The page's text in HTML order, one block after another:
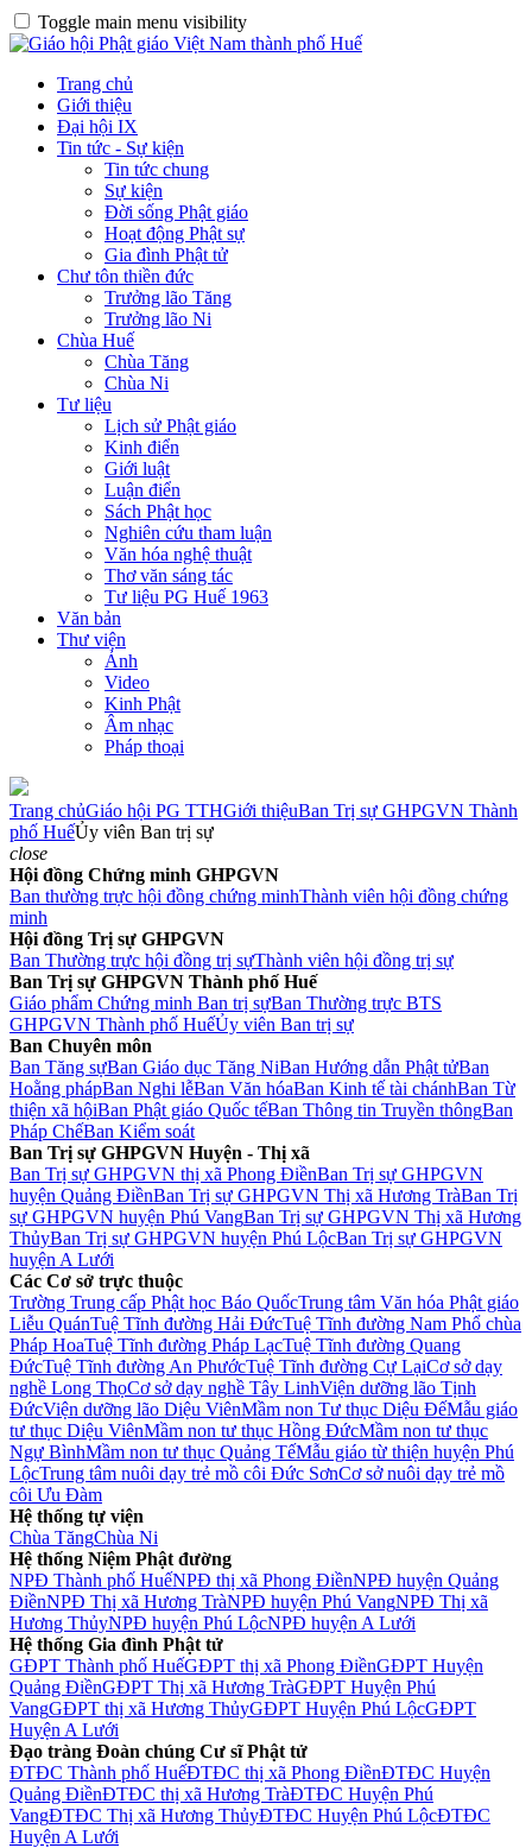
Toggle main menu visibility
Trang chủ
Giới thiệu
Đại hội IX
Tin tức - Sự kiện
Tin tức chung
Sự kiện
Đời sống Phật giáo
Hoạt động Phật sự
Gia đình Phật tử
Chư tôn thiền đức
Trưởng lão Tăng
Trưởng lão Ni
Chùa Huế
Chùa Tăng
Chùa Ni
Tư liệu
Lịch sử Phật giáo
Kinh điển
Giới luật
Luận điển
Sách Phật học
Nghiên cứu tham luận
Văn hóa nghệ thuật
Thơ văn sáng tác
Tư liệu PG Huế 1963
Văn bản
Thư viện
Ảnh
Video
Kinh Phật
Âm nhạc
Pháp thoại
Trang chủGiáo hội PG TTHGiới thiệuBan Trị sự GHPGVN Thành
phố HuếỦy viên Ban trị sự
close
Hội đồng Chứng minh GHPGVN
Ban thường trực hội đồng chứng minhThành viên hội đồng chứng
minh
Hội đồng Trị sự GHPGVN
Ban Thường trực hội đồng trị sựThành viên hội đồng trị sự
Ban Trị sự GHPGVN Thành phố Huế
Giáo phẩm Chứng minh Ban trị sựBan Thường trực BTS
GHPGVN Thành phố HuếỦy viên Ban trị sự
Ban Chuyên môn
Ban Tăng sựBan Giáo dục Tăng NiBan Hướng dẫn Phật tửBan
Hoằng phápBan Nghi lễBan Văn hóaBan Kinh tế tài chánhBan Từ
thiện xã hộiBan Phật giáo Quốc tếBan Thông tin Truyền thôngBan
Pháp ChếBan Kiểm soát
Ban Trị sự GHPGVN Huyện - Thị xã
Ban Trị sự GHPGVN thị xã Phong ĐiềnBan Trị sự GHPGVN
huyện Quảng ĐiềnBan Trị sự GHPGVN Thị xã Hương TràBan Trị
sự GHPGVN huyện Phú VangBan Trị sự GHPGVN Thị xã Hương
ThủyBan Trị sự GHPGVN huyện Phú LộcBan Trị sự GHPGVN
huyện A Lưới
Các Cơ sở trực thuộc
Trường Trung cấp Phật học Báo QuốcTrung tâm Văn hóa Phật giáo
Liễu QuánTuệ Tĩnh đường Hải ĐứcTuệ Tĩnh đường Nam Phổ chùa
Pháp HoaTuệ Tĩnh đường Pháp LạcTuệ Tĩnh đường Quang
ĐứcTuệ Tĩnh đường An PhướcTuệ Tĩnh đường Cự LạiCơ sở dạy
nghề Long ThọCơ sở dạy nghề Tây LinhViện dưỡng lão Tịnh
ĐứcViện dưỡng lão Diệu ViênMầm non Tư thục Diệu ĐếMẫu giáo
tư thục Diệu ViênMầm non tư thục Hồng ĐứcMầm non tư thục
Ngự BìnhMầm non tư thục Quảng TếMẫu giáo từ thiện huyện Phú
LộcTrung tâm nuôi dạy trẻ mồ côi Đức SơnCơ sở nuôi dạy trẻ mồ
côi Ưu Đàm
Hệ thống tự viện
Chùa TăngChùa Ni
Hệ thống Niệm Phật đường
NPĐ Thành phố HuếNPĐ thị xã Phong ĐiềnNPĐ huyện Quảng
ĐiềnNPĐ Thị xã Hương TràNPĐ huyện Phú VangNPĐ Thị xã
Hương ThủyNPĐ huyện Phú LộcNPĐ huyện A Lưới
Hệ thống Gia đình Phật tử
GĐPT Thành phố HuếGĐPT thị xã Phong ĐiềnGĐPT Huyện
Quảng ĐiềnGĐPT Thị xã Hương TràGĐPT Huyện Phú
VangGĐPT thị xã Hương ThủyGĐPT Huyện Phú LộcGĐPT
Huyện A Lưới
Đạo tràng Đoàn chúng Cư sĩ Phật tử
ĐTĐC Thành phố HuếĐTĐC thị xã Phong ĐiềnĐTĐC Huyện
Quảng ĐiềnĐTĐC thị xã Hương TràĐTĐC Huyện Phú
VangĐTĐC Thị xã Hương ThủyĐTĐC Huyện Phú LộcĐTĐC
Huyện A Lưới